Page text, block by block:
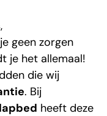
,
geen zorgen
je het allemaal!
die wij
. Bij